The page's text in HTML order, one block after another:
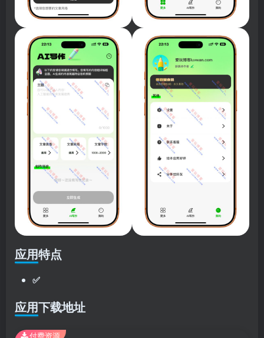
应用特点
✅
应用下载地址
付费资源